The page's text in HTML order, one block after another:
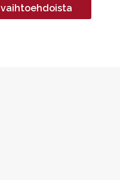
29,90€
vaihtoehdoista